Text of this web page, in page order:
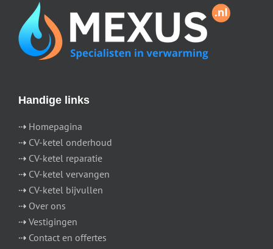
Handige links
⇢ Homepagina
⇢ CV-ketel onderhoud
⇢ CV-ketel reparatie
⇢ CV-ketel vervangen
⇢ CV-ketel bijvullen
⇢ Over ons
⇢ Vestigingen
⇢ Contact en offertes